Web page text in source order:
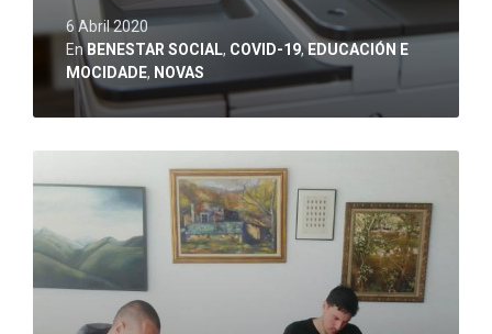
6 Abril 2020
EnBENESTAR SOCIAL, COVID-19,EDUCACIÓN E
MOCIDADE, NOVAS
Ler
máis